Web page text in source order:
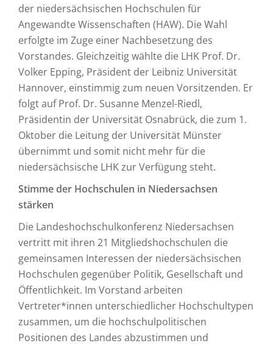
der niedersächsischen Hochschulen für
Angewandte Wissenschaften (HAW). Die Wahl
erfolgte im Zuge einer Nachbesetzung des
Vorstandes. Gleichzeitig wählte die LHK Prof. Dr.
Volker Epping, Präsident der Leibniz Universität
Hannover, einstimmig zum neuen Vorsitzenden. Er
folgt auf Prof. Dr. Susanne Menzel-Riedl,
Präsidentin der Universität Osnabrück, die zum 1.
Oktober die Leitung der Universität Münster
übernimmt und somit nicht mehr für die
niedersächsische LHK zur Verfügung steht.
Stimme der Hochschulen in Niedersachsen
stärken
Die Landeshochschulkonferenz Niedersachsen
vertritt mit ihren 21 Mitgliedshochschulen die
gemeinsamen Interessen der niedersächsischen
Hochschulen gegenüber Politik, Gesellschaft und
Öffentlichkeit. Im Vorstand arbeiten
Vertreter*innen unterschiedlicher Hochschultypen
zusammen, um die hochschulpolitischen
Positionen des Landes abzustimmen und